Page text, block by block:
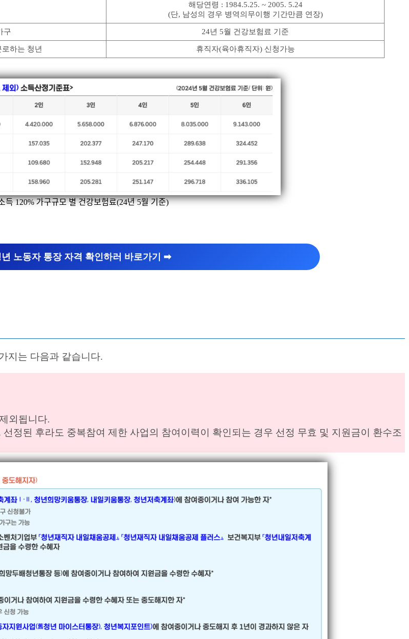
해당연령 : 1984.5.25. ~ 2005. 5.24
(단, 남성의 경우 병역의무이행 기간만큼 연장)
구 24년 5월 건강보험료 기준
하는 청년 휴직자(육아휴직자) 신청가능
120% 가구규모 별 건강보험료(24년 5월 기준)
노동자 통장 자격 확인하러 바로가기 ➡︎
지는 다음과 같습니다.
외됩니다.
정된 후라도 중복참여 제한 사업의 참여이력이 확인되는 경우 선정 무효 및 지원금이 환수조